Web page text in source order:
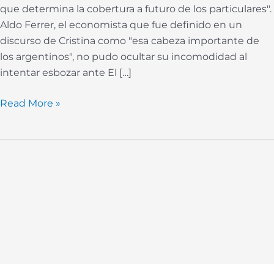
que determina la cobertura a futuro de los particulares".
Aldo Ferrer, el economista que fue definido en un
discurso de Cristina como "esa cabeza importante de
los argentinos", no pudo ocultar su incomodidad al
intentar esbozar ante El […]
Read More »